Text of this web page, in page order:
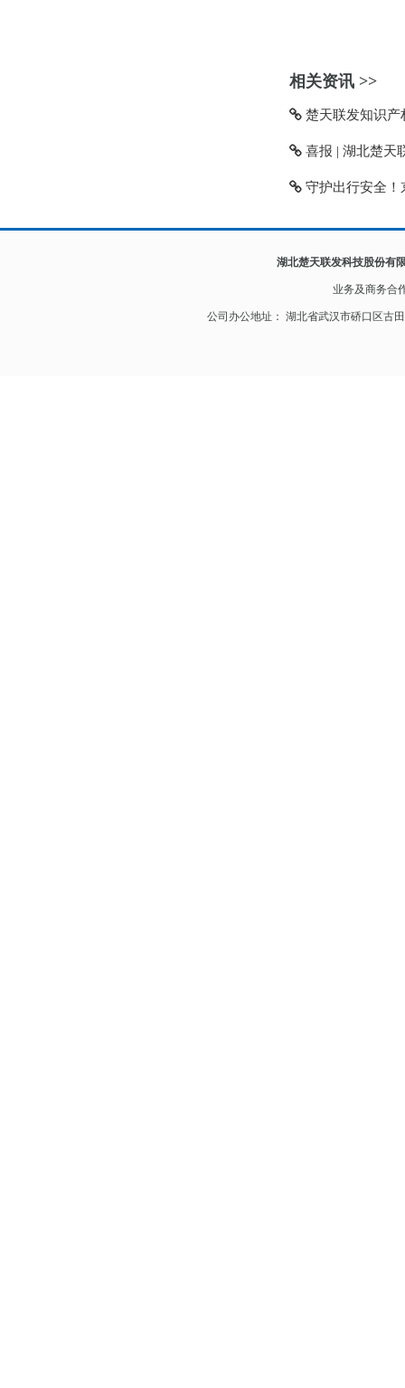
相关资讯 >>
楚天联发知识产
喜报 | 湖北楚天
守护出行安全！
湖北楚天联发科技股份有
业务及商务合
公司办公地址： 湖北省武汉市硚口区古